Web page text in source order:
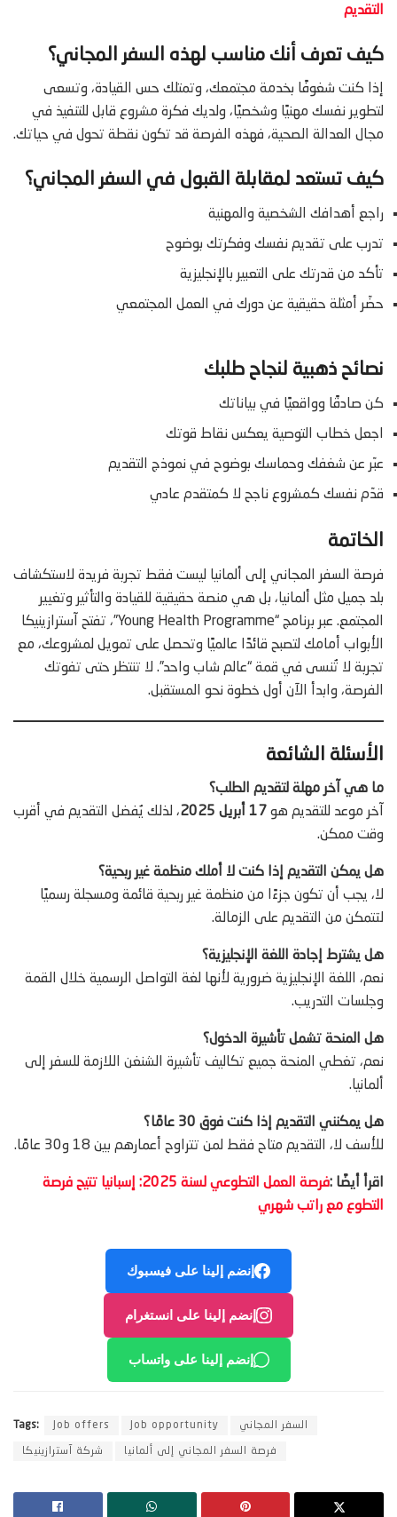
التقديم
كيف تعرف أنك مناسب لهذه السفر المجاني؟
إذا كنت شغوفًا بخدمة مجتمعك، وتمتلك حس القيادة، وتسعى
لتطوير نفسك مهنيًا وشخصيًا، ولديك فكرة مشروع قابل للتنفيذ في
مجال العدالة الصحية، فهذه الفرصة قد تكون نقطة تحول في حياتك.
كيف تستعد لمقابلة القبول في السفر المجاني؟
راجع أهدافك الشخصية والمهنية
تدرب على تقديم نفسك وفكرتك بوضوح
تأكد من قدرتك على التعبير بالإنجليزية
حضّر أمثلة حقيقية عن دورك في العمل المجتمعي
نصائح ذهبية لنجاح طلبك
كن صادقًا وواقعيًا في بياناتك
اجعل خطاب التوصية يعكس نقاط قوتك
عبّر عن شغفك وحماسك بوضوح في نموذج التقديم
قدّم نفسك كمشروع ناجح لا كمتقدم عادي
الخاتمة
فرصة السفر المجاني إلى ألمانيا ليست فقط تجربة فريدة لاستكشاف
بلد جميل مثل ألمانيا، بل هي منصة حقيقية للقيادة والتأثير وتغيير
المجتمع. عبر برنامج “Young Health Programme”، تفتح آسترازينيكا
الأبواب أمامك لتصبح قائدًا عالميًا وتحصل على تمويل لمشروعك، مع
تجربة لا تُنسى في قمة “عالم شاب واحد”. لا تنتظر حتى تفوتك
الفرصة، وابدأ الآن أول خطوة نحو المستقبل.
الأسئلة الشائعة
ما هي آخر مهلة لتقديم الطلب؟
آخر موعد للتقديم هو 17 أبريل 2025
، لذلك يُفضل التقديم في أقرب
وقت ممكن.
هل يمكن التقديم إذا كنت لا أملك منظمة غير ربحية؟
لا، يجب أن تكون جزءًا من منظمة غير ربحية قائمة ومسجلة رسميًا
لتتمكن من التقديم على الزمالة.
هل يشترط إجادة اللغة الإنجليزية؟
نعم، اللغة الإنجليزية ضرورية لأنها لغة التواصل الرسمية خلال القمة
وجلسات التدريب.
هل المنحة تشمل تأشيرة الدخول؟
نعم، تغطي المنحة جميع تكاليف تأشيرة الشنغن اللازمة للسفر إلى
ألمانيا.
هل يمكنني التقديم إذا كنت فوق 30 عامًا؟
للأسف لا، التقديم متاح فقط لمن تتراوح أعمارهم بين 18 و30 عامًا.
اقرأ أيضًا :
فرصة العمل التطوعي لسنة 2025: إسبانيا تتيح فرصة
التطوع مع راتب شهري
إنضم إلينا على فيسبوك
إنضم إلينا على انستغرام
إنضم إلينا على واتساب
Tags: Job offers Job opportunity السفر المجاني
شركة آسترازينيكا فرصة السفر المجاني إلى ألمانيا